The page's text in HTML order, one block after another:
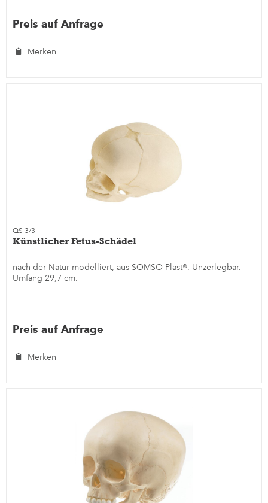
Preis auf Anfrage
Merken
QS 3/3
Künstlicher Fetus-Schädel
nach der Natur modelliert, aus SOMSO-Plast®. Unzerlegbar.
Umfang 29,7 cm.
Preis auf Anfrage
Merken